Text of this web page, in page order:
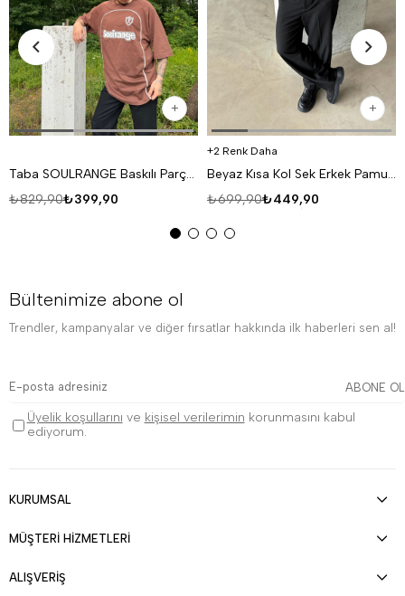
Taba SOULRANGE Baskılı Parçalı Oversize T-SHIRT PNC 1009
₺399,90
₺829,90
2 Renk Daha
Beyaz Kısa Kol Sek Erkek Pamuk Likralı T-SHİRT SC
₺449,90
₺699,90
Bültenimize abone ol
Trendler, kampanyalar ve diğer fırsatlar hakkında ilk haberleri sen al!
ABONE OL
Üyelik koşullarını ve kişisel verilerimin korunmasını kabul
ediyorum.
KURUMSAL
MÜŞTERİ HİZMETLERİ
ALIŞVERİŞ